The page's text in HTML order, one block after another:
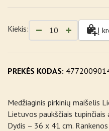
PREKĖS KODAS:
Medžiaginis pirkinių maišelis
Lietuvos paukščiais
Dydis – 36 x 41 cm.
Kiekis: Į